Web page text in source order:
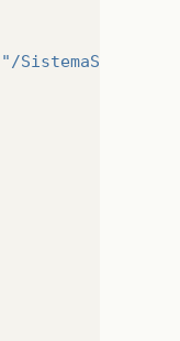
"/